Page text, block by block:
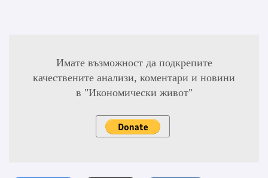
Имате възможност да подкрепите
качествените анализи, коментари и новини
в "Икономически живот"